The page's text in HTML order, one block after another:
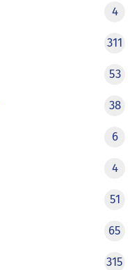
4
311
53
38
6
4
51
65
315